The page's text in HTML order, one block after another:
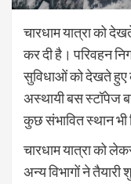
चारधाम यात्रा को
कर दी है। परिवहन
सुविधाओं को देखते हुए
अस्थायी बस स्टॉपेज
कुछ संभावित स्थान भी
चारधाम यात्रा को
अन्य विभागों ने